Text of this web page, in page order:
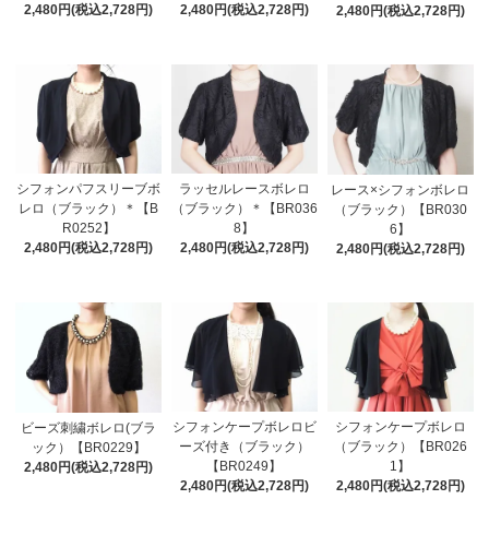
2,480円(税込2,728円)
2,480円(税込2,728円)
2,480円(税込2,728円)
シフォンパフスリーブボ
レロ（ブラック）＊【B
R0252】
2,480円(税込2,728円)
ラッセルレースボレロ
（ブラック）＊【BR036
8】
2,480円(税込2,728円)
レース×シフォンボレロ
（ブラック）【BR030
6】
2,480円(税込2,728円)
ビーズ刺繍ボレロ(ブラ
ック）【BR0229】
2,480円(税込2,728円)
シフォンケープボレロビ
ーズ付き（ブラック）
【BR0249】
2,480円(税込2,728円)
シフォンケープボレロ
（ブラック）【BR026
1】
2,480円(税込2,728円)